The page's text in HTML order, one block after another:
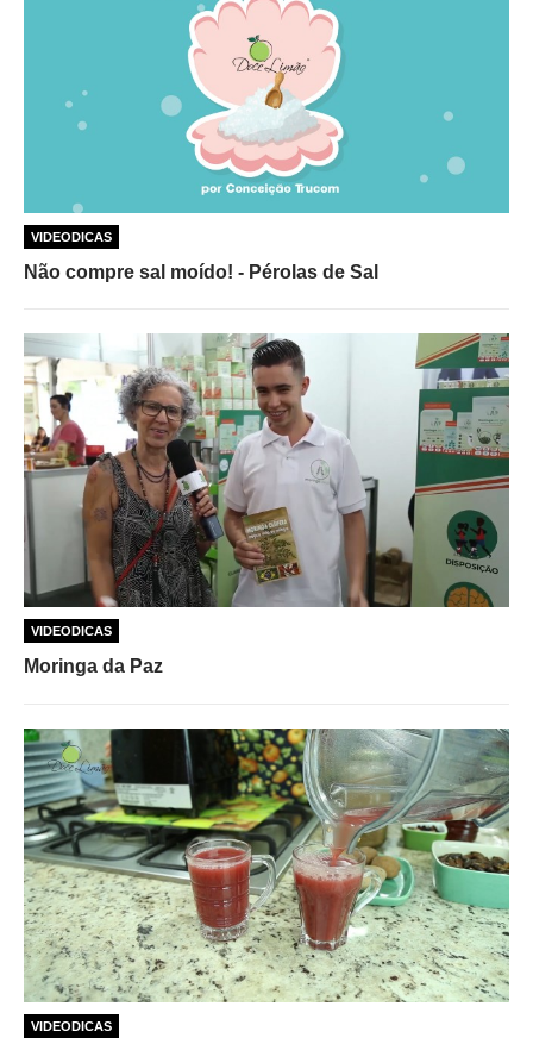
VIDEODICAS
Não compre sal moído! - Pérolas de Sal
VIDEODICAS
Moringa da Paz
VIDEODICAS